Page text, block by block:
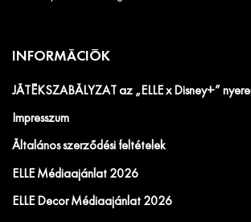
INFORMÁCIÓK
JÁTÉKSZABÁLYZAT az „ELLE x Disney+”
Impresszum
Általános szerződési feltételek
ELLE Médiaajánlat 2026
ELLE Decor Médiaajánlat 2026